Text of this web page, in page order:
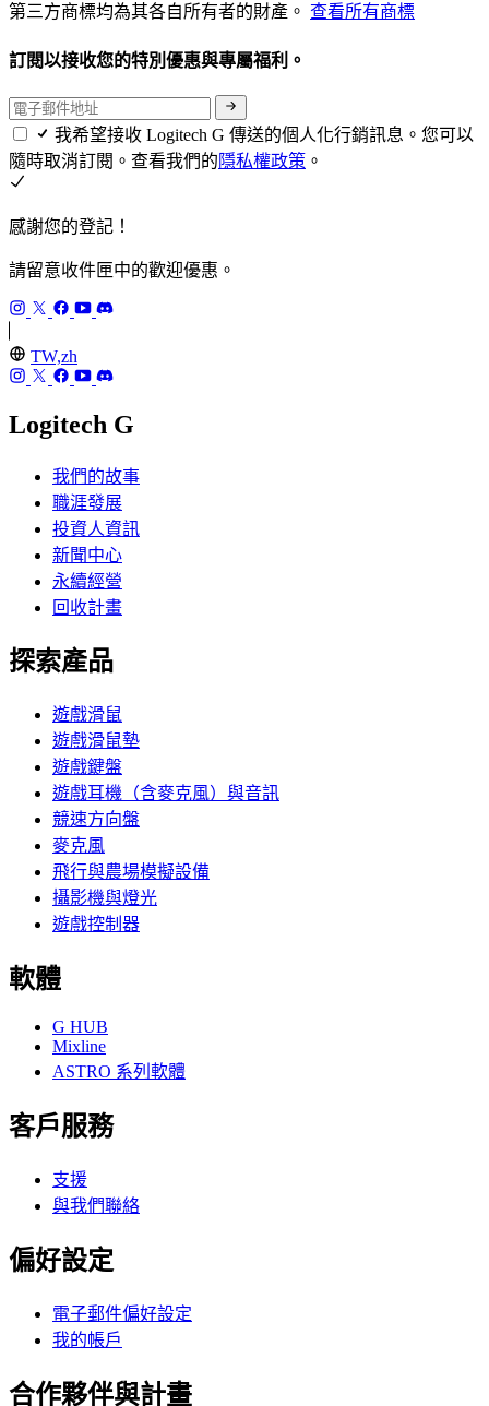
第三方商標均為其各自所有者的財產。 查看所有商標
訂閱以接收您的特別優惠與專屬福利。
我希望接收 Logitech G 傳送的個人化行銷訊息。您可以
隨時取消訂閱。查看我們的隱私權政策 。
感謝您的登記！
請留意收件匣中的歡迎優惠。
TW,zh
Logitech G
我們的故事
職涯發展
投資人資訊
新聞中心
永續經營
回收計畫
探索產品
遊戲滑鼠
遊戲滑鼠墊
遊戲鍵盤
遊戲耳機（含麥克風）與音訊
競速方向盤
麥克風
飛行與農場模擬設備
攝影機與燈光
遊戲控制器
軟體
G HUB
Mixline
ASTRO 系列軟體
客戶服務
支援
與我們聯絡
偏好設定
電子郵件偏好設定
我的帳戶
合作夥伴與計畫